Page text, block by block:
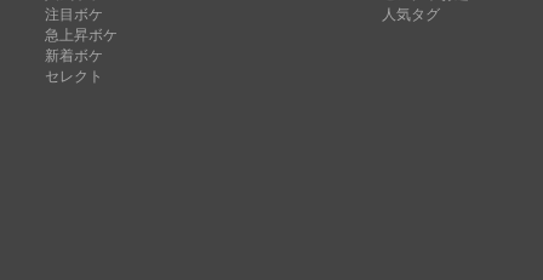
注目ボケ
急上昇ボケ
新着ボケ
セレクト
人気タグ